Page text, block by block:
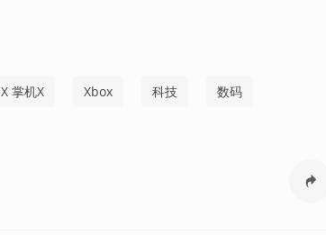
掌机X Xbox 科技 数码